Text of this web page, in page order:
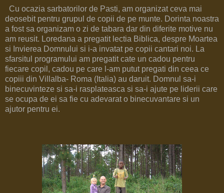
Cu ocazia sarbatorilor de Pasti, am organizat ceva mai
deosebit pentru grupul de copii de pe munte. Dorinta noastra
a fost sa organizam o zi de tabara dar din diferite motive nu
am reusit. Loredana a pregatit lectia Biblica, despre Moartea
si Invierea Domnului si i-a invatat pe copii cantari noi. La
sfarsitul programului am pregatit cate un cadou pentru
fiecare copil, cadou pe care l-am putut pregati din ceea ce
copiii din Villalba- Roma (Italia) au daruit. Domnul sa-i
binecuvinteze si sa-i rasplateasca si sa-i ajute pe liderii care
se ocupa de ei sa fie cu adevarat o binecuvantare si un
ajutor pentru ei.